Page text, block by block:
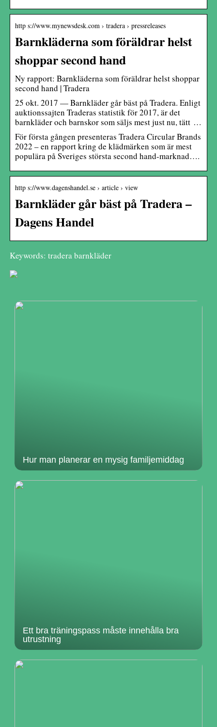
http s://www.mynewsdesk.com › tradera › pressreleases
Barnkläderna som föräldrar helst
shoppar second hand
Ny rapport: Barnkläderna som föräldrar helst shoppar
second hand | Tradera
25 okt. 2017 — Barnkläder går bäst på Tradera. Enligt
auktionssajten Traderas statistik för 2017, är det
barnkläder och barnskor som säljs mest just nu, tätt …
För första gången presenteras Tradera Circular Brands
2022 – en rapport kring de klädmärken som är mest
populära på Sveriges största second hand-marknad….
http s://www.dagenshandel.se › article › view
Barnkläder går bäst på Tradera –
Dagens Handel
Keywords: tradera barnkläder
Hur man planerar en mysig familjemiddag
Ett bra träningspass måste innehålla bra
utrustning